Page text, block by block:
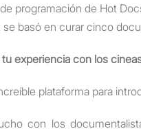
programación de Hot
basó en curar cinco
experiencia con los
plataforma para
con los